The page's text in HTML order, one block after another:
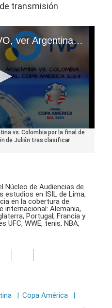
transmisión
TV Pública EN VIVO, ver Argentina vs. Colombia por la final de Copa América 2024: la reacción de Julián tras clasificar (Video: TVP)
vs. Colombia por la final de
de Julián tras clasificar
Núcleo de Audiencias de
estudios en ISIL de Lima,
en la cobertura de
internacional: Alemania,
Portugal, Francia y
UFC, WWE, tenis, NBA,
| Copa América
|